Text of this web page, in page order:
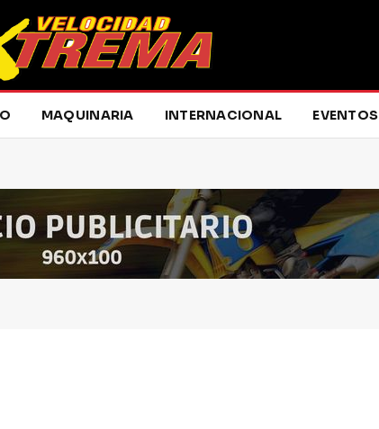
MAQUINARIA INTERNACIONAL EVENTOS